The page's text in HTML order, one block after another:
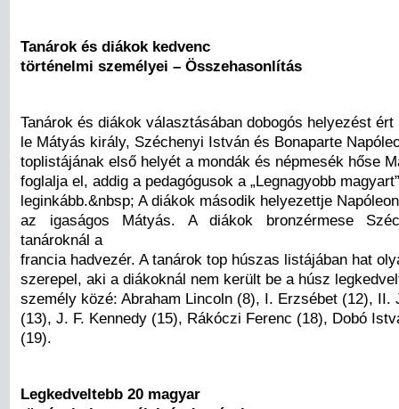
Tanárok és diákok kedvenc
történelmi személyei – Összehasonlítás
Tanárok és diákok választásában dobogós helyezést ért
le Mátyás király, Széchenyi István és Bonaparte
toplistájának első helyét a mondák és népmesék hőse
foglalja el, addig a pedagógusok a „Legnagyobb
leginkább.&nbsp; A diákok második helyezettje
az igaságos Mátyás. A diákok bronzérmese
tanároknál a
francia hadvezér. A tanárok top húszas listájában hat
szerepel, aki a diákoknál nem került be a húsz
személy közé: Abraham Lincoln (8), I. Erzsébet (12), II.
(13), J. F. Kennedy (15), Rákóczi Ferenc (18), Dobó
(19).
Legkedveltebb 20 magyar